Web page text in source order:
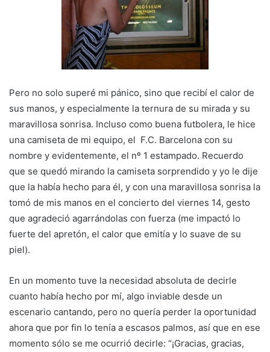
Pero no solo superé mi pánico, sino que recibí el calor de
sus manos, y especialmente la ternura de su mirada y su
maravillosa sonrisa. Incluso como buena futbolera, le hice
una camiseta de mi equipo, el F.C. Barcelona con su
nombre y evidentemente, el nº 1 estampado. Recuerdo
que se quedó mirando la camiseta sorprendido y yo le dije
que la había hecho para él, y con una maravillosa sonrisa la
tomó de mis manos en el concierto del viernes 14, gesto
que agradeció agarrándolas con fuerza (me impactó lo
fuerte del apretón, el calor que emitía y lo suave de su
piel).
En un momento tuve la necesidad absoluta de decirle
cuanto había hecho por mí, algo inviable desde un
escenario cantando, pero no quería perder la oportunidad
ahora que por fin lo tenía a escasos palmos, así que en ese
momento sólo se me ocurrió decirle: “¡Gracias, gracias,